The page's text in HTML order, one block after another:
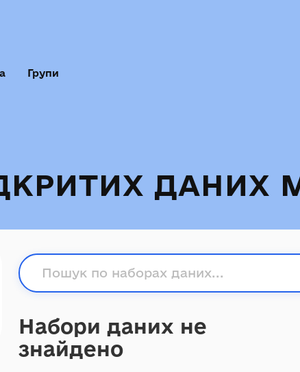
Групи
ДАНИХ
Набори даних не
знайдено